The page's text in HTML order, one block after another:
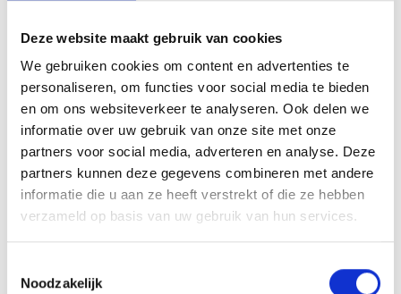
Deze website maakt gebruik van cookies
We gebruiken cookies om content en advertenties te
personaliseren, om functies voor social media te bieden
en om ons websiteverkeer te analyseren. Ook delen we
informatie over uw gebruik van onze site met onze
partners voor social media, adverteren en analyse. Deze
partners kunnen deze gegevens combineren met andere
informatie die u aan ze heeft verstrekt of die ze hebben
verzameld op basis van uw gebruik van hun services.
Noodzakelijk
v.a. €
17400,00
p.p.
Bekijk deze reis